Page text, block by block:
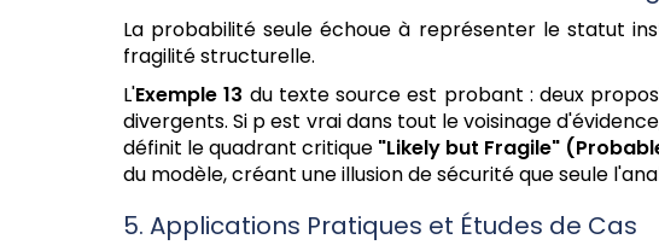
La probabilité seule échoue à représenter le statut
fragilité structurelle.
L'Exemple 13 du texte source est probant : deux
divergents. Si p est vrai dans tout le voisinage
définit le quadrant critique "Likely but Fragile"
du modèle, créant une illusion de sécurité que seule
5. Applications Pratiques et Études de Cas